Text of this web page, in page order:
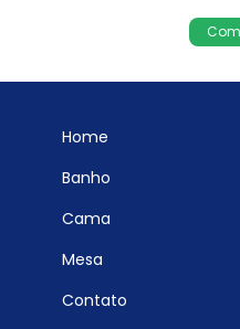
Home
Banho
Cama
Mesa
Contato